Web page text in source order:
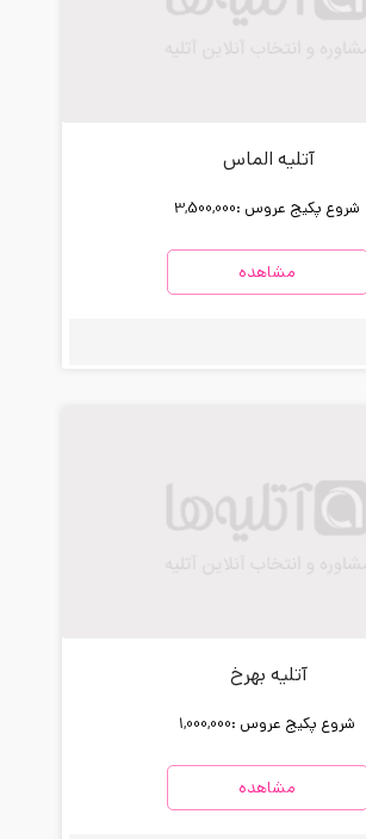
آتلیه الماس
شروع پکیج عروس :3,500,000
مشاهده
آتلیه بهرخ
شروع پکیج عروس :1,000,000
مشاهده